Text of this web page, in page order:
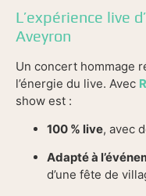
L’expérience live
Aveyron
Un concert hommage
l’énergie du live. Avec
show est :
100 % live, avec
Adapté à
d’une fête de